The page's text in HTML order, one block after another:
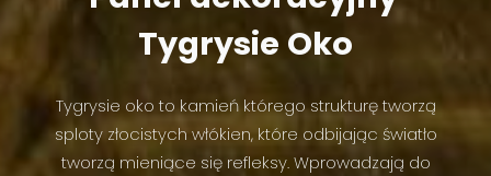
Tygrysie Oko
Tygrysie oko to kamień którego strukturę tworzą
sploty złocistych włókien, które odbijając światło
tworzą mieniące się refleksy. Wprowadzają do